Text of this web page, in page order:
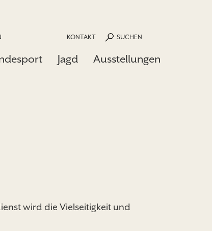
SUCHEN
KONTAKT
Jagd Ausstellungen
wird die Vielseitigkeit und